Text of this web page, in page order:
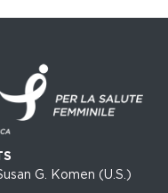
G. Komen (U.S.)